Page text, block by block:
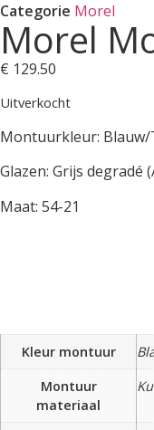
Categorie Morel
Morel
€ 129.50
Uitverkocht
Montuurkleur:
Glazen: Grijs degradé
Maat: 54-21
Kleur montuur
Montuur
materiaal